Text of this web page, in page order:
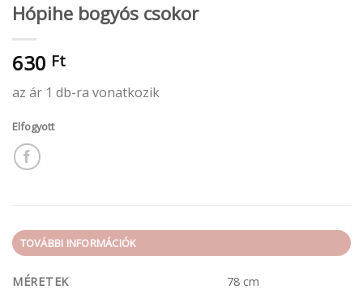
Hópihe bogyós csokor
630 Ft
az ár 1 db-ra vonatkozik
Elfogyott
TOVÁBBI INFORMÁCIÓK
MÉRETEK 78 cm